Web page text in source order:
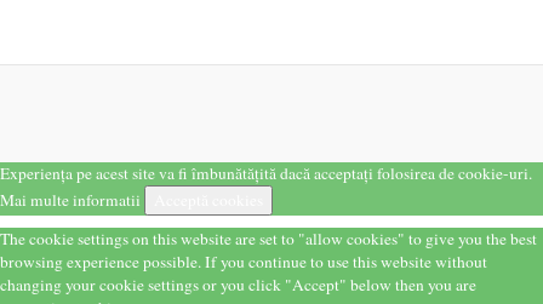
Experiența pe acest site va fi îmbunătățită dacă acceptați folosirea de cookie-uri.
Mai multe informatii
The cookie settings on this website are set to "allow cookies" to give you the best
browsing experience possible. If you continue to use this website without
changing your cookie settings or you click "Accept" below then you are